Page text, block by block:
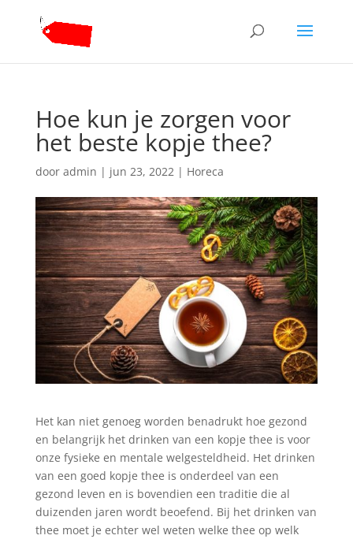
Hoe kun je zorgen voor
het beste kopje thee?
door admin | jun 23, 2022| Horeca
Het kan niet genoeg worden benadrukt hoe gezond
en belangrijk het drinken van een kopje thee is voor
onze fysieke en mentale welgesteldheid. Het drinken
van een goed kopje thee is onderdeel van een
gezond leven en is bovendien een traditie die al
duizenden jaren wordt beoefend. Bij het drinken van
thee moet je echter wel weten welke thee op welk